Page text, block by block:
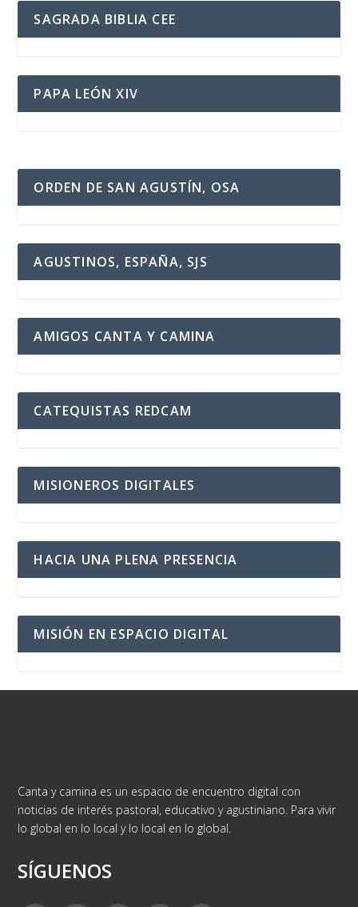
SAGRADA BIBLIA CEE
PAPA LEÓN XIV
ORDEN DE SAN AGUSTÍN, OSA
AGUSTINOS, ESPAÑA, SJS
AMIGOS CANTA Y CAMINA
CATEQUISTAS REDCAM
MISIONEROS DIGITALES
HACIA UNA PLENA PRESENCIA
MISIÓN EN ESPACIO DIGITAL
Canta y camina es un espacio de encuentro digital con
noticias de interés pastoral, educativo y agustiniano. Para vivir
lo global en lo local y lo local en lo global.
SÍGUENOS